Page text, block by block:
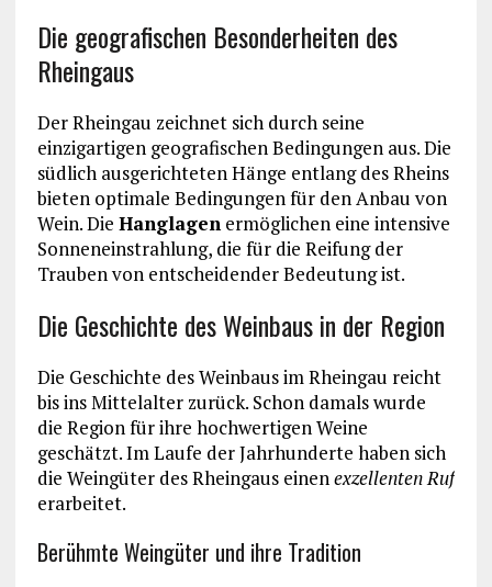
Die geografischen Besonderheiten des
Rheingaus
Der Rheingau zeichnet sich durch seine
einzigartigen geografischen Bedingungen aus. Die
südlich ausgerichteten Hänge entlang des Rheins
bieten optimale Bedingungen für den Anbau von
Wein. Die Hanglagenermöglichen eine intensive
Sonneneinstrahlung, die für die Reifung der
Trauben von entscheidender Bedeutung ist.
Die Geschichte des Weinbaus in der Region
Die Geschichte des Weinbaus im Rheingau reicht
bis ins Mittelalter zurück. Schon damals wurde
die Region für ihre hochwertigen Weine
geschätzt. Im Laufe der Jahrhunderte haben sich
die Weingüter des Rheingaus einenexzellenten Ruf
erarbeitet.
Berühmte Weingüter und ihre Tradition